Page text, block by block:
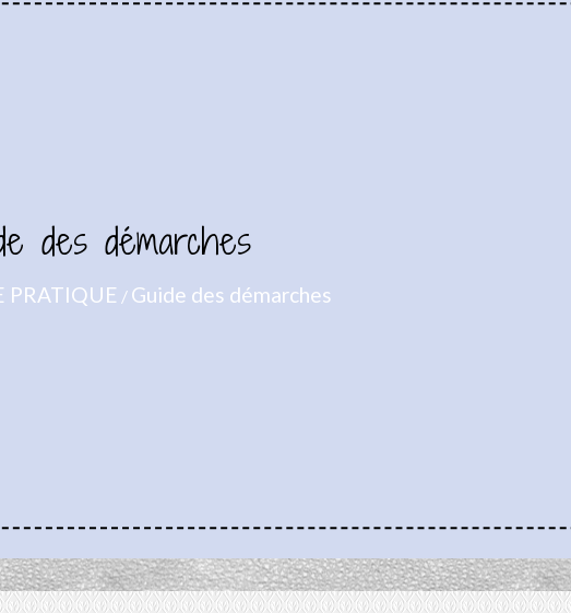
des démarches
PRATIQUE / Guide des démarches